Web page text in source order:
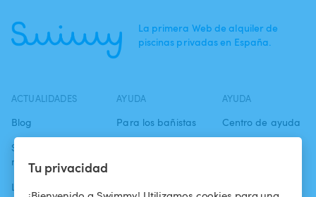
Tu privacidad
La primera Web de alquiler de
piscinas privadas en España.
ACTUALIDADES
Blog
Swimmy en los
medios
La aventura
AYUDA
Para los bañistas
AYUDA
Centro de ayuda